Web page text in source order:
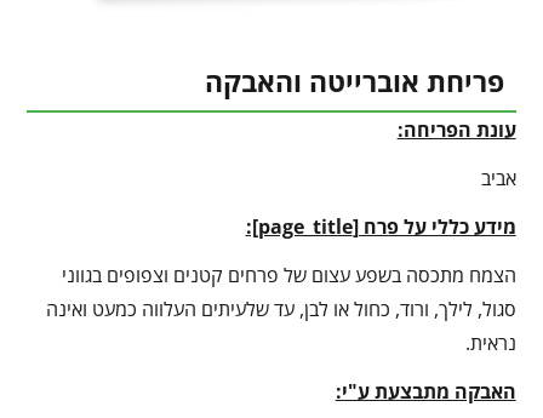
פריחת אוברייטה והאבקה
עונת הפריחה:
אביב
מידע כללי על פרח [page_title
]:
הצמח מתכסה בשפע עצום של פרחים קטנים וצפופים בגווני
סגול, לילך, ורוד, כחול או לבן, עד שלעיתים העלווה כמעט ואינה
נראית.
האבקה מתבצעת ע"י: